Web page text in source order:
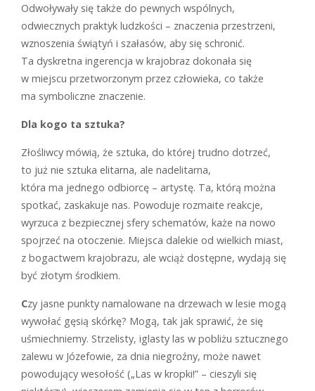
Odwoływały się także do pewnych wspólnych,
odwiecznych praktyk ludzkości – znaczenia przestrzeni,
wznoszenia świątyń i szałasów, aby się schronić.
Ta dyskretna ingerencja w krajobraz dokonała się
w miejscu przetworzonym przez człowieka, co także
ma symboliczne znaczenie.
Dla kogo ta sztuka?
Złośliwcy mówią, że sztuka, do której trudno dotrzeć,
to już nie sztuka elitarna, ale nadelitarna,
która ma jednego odbiorcę – artystę. Ta, którą można
spotkać, zaskakuje nas. Powoduje rozmaite reakcje,
wyrzuca z bezpiecznej sfery schematów, każe na nowo
spojrzeć na otoczenie. Miejsca dalekie od wielkich miast,
z bogactwem krajobrazu, ale wciąż dostępne, wydają się
być złotym środkiem.
Czy jasne punkty namalowane na drzewach w lesie mogą
wywołać gęsią skórkę? Mogą, tak jak sprawić, że się
uśmiechniemy. Strzelisty, iglasty las w pobliżu sztucznego
zalewu w Józefowie, za dnia niegroźny, może nawet
powodujący wesołość („Las w kropki!” – cieszyli się